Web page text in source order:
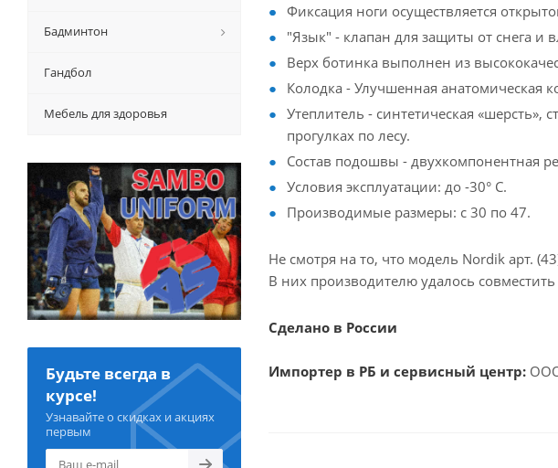
Фиксация ноги осуществляется
"Язык" - клапан для защиты от снега и
Верх ботинка выполнен из
Колодка - Улучшенная анатомическая
Утеплитель - синтетическая
прогулках по лесу.
Состав подошвы - двухкомпонентная
Условия эксплуатации: до -30° С.
Производимые размеры: с 30 по 47.
Не смотря на то, что модель Nordik арт.
В них производителю удалось
Сделано в России
Импортер в РБ и сервисный центр:
Бадминтон
Гандбол
Мебель для здоровья
Будьте всегда в
курсе!
Узнавайте о скидках и акциях
первым